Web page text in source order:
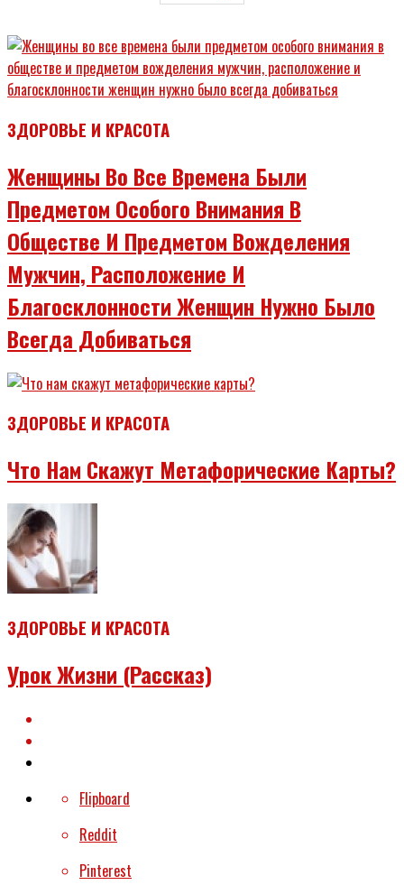
ЗДОРОВЬЕ И КРАСОТА
Женщины Во Все Времена Были
Предметом Особого Внимания В
Обществе И Предметом Вожделения
Мужчин, Расположение И
Благосклонности Женщин Нужно Было
Всегда Добиваться
ЗДОРОВЬЕ И КРАСОТА
Что Нам Скажут Метафорические Карты?
ЗДОРОВЬЕ И КРАСОТА
Урок Жизни (рассказ)
Flipboard
Reddit
Pinterest